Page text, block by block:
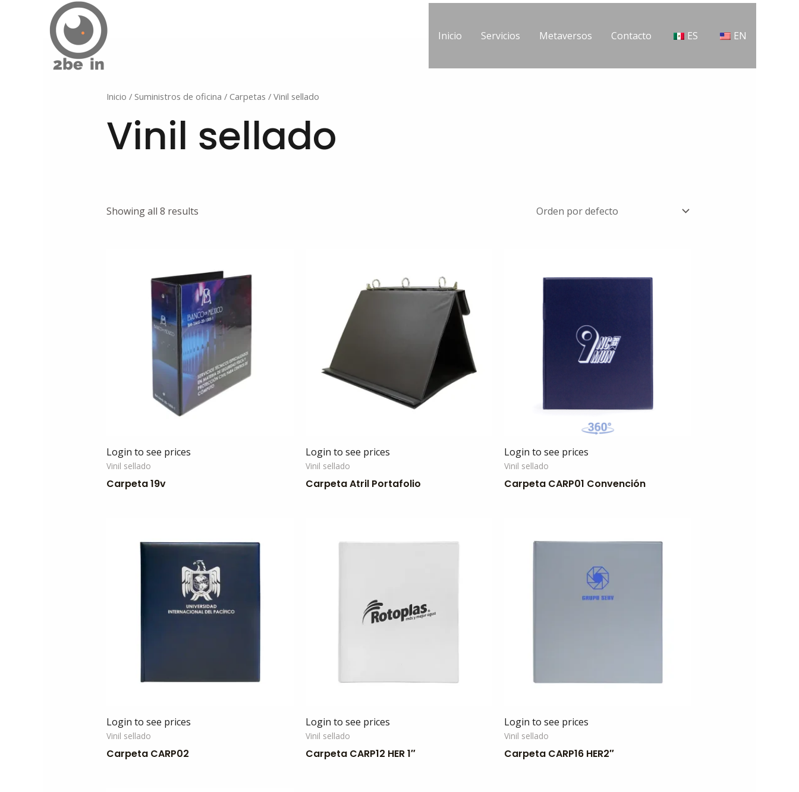
Inicio Servicios Metaversos Contacto ES EN
Inicio / Suministros de oficina / Carpetas / Vinil sellado
Vinil sellado
Showing all 8 results
Login to see prices
Vinil sellado
Carpeta 19v
Login to see prices
Vinil sellado
Carpeta Atril Portafolio
Login to see prices
Vinil sellado
Carpeta CARP01 Convención
Login to see prices
Vinil sellado
Carpeta CARP02
Login to see prices
Vinil sellado
Carpeta CARP12 HER 1″
Login to see prices
Vinil sellado
Carpeta CARP16 HER2″